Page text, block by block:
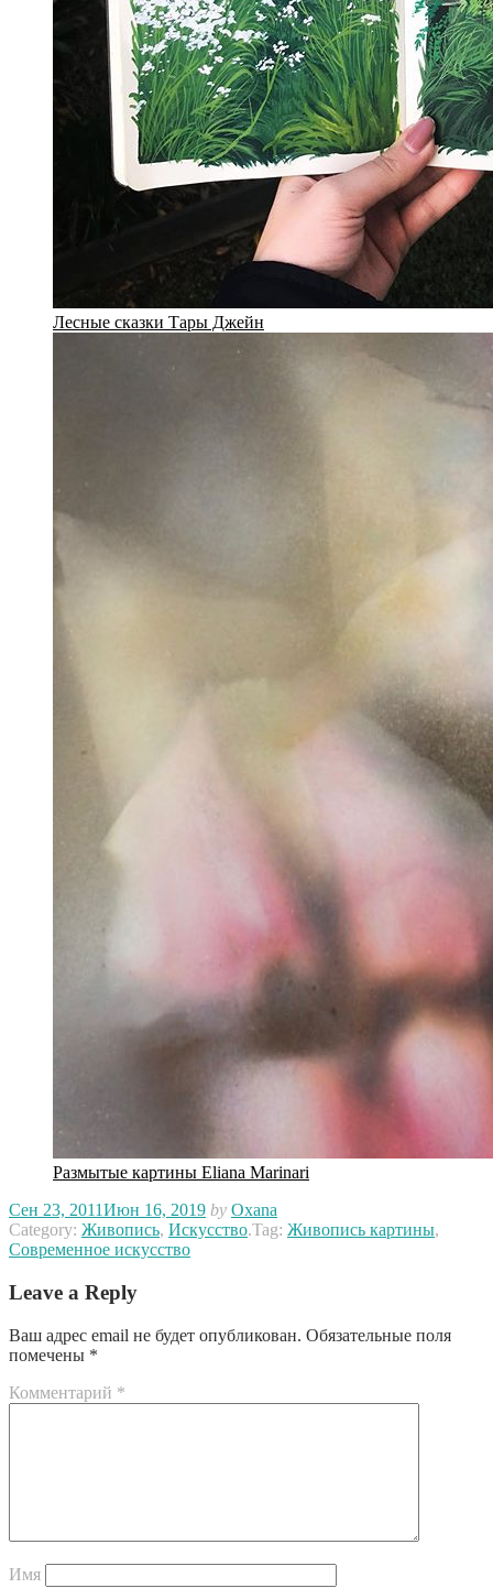
Лесные сказки Тары Джейн
Размытые картины Eliana Marinari
Сен 23, 2011Июн 16, 2019 by Oxana
Category: Живопись, Искусство.Tag: Живопись картины,
Современное искусство
Leave a Reply
Ваш адрес email не будет опубликован. Обязательные поля
помечены *
Комментарий *
Имя